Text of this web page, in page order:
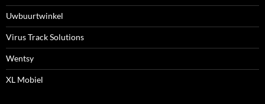
Uwbuurtwinkel
Virus Track Solutions
Wentsy
XL Mobiel